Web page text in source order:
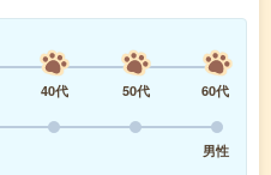
40代 50代
60代
男性